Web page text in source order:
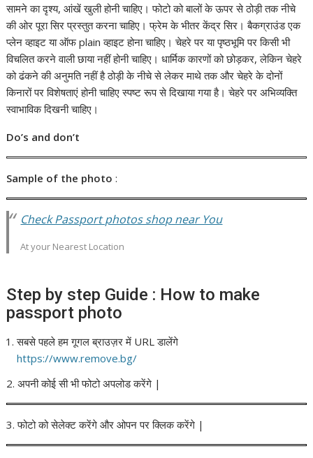
सामने का दृश्य, आंखें खुली होनी चाहिए। फोटो को बालों के ऊपर से ठोड़ी तक नीचे
की ओर पूरा सिर प्रस्तुत करना चाहिए। फ्रेम के भीतर केंद्र सिर। बैकग्राउंड एक
प्लेन व्हाइट या ऑफ plain व्हाइट होना चाहिए। चेहरे पर या पृष्ठभूमि पर किसी भी
विचलित करने वाली छाया नहीं होनी चाहिए। धार्मिक कारणों को छोड़कर, लेकिन चेहरे
को ढंकने की अनुमति नहीं है ठोड़ी के नीचे से लेकर माथे तक और चेहरे के दोनों
किनारों पर विशेषताएं होनी चाहिए स्पष्ट रूप से दिखाया गया है। चेहरे पर अभिव्यक्ति
स्वाभाविक दिखनी चाहिए।
Do’s and don’t
Sample of the photo :
Check Passport photos shop near You
At your Nearest Location
Step by step Guide : How to make
passport photo
सबसे पहले हम गूगल ब्राउज़र में URL डालेंगे
https://www.remove.bg/
2. अपनी कोई सी भी फोटो अपलोड करेंगे |
3. फोटो को सेलेक्ट करेंगे और ओपन पर क्लिक करेंगे |